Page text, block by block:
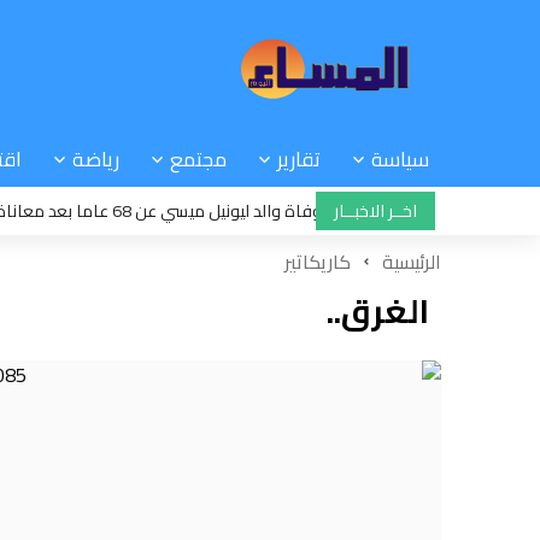
سياسة تقارير مجتمع رياضة
اخــر الاخبــار
الداعم الأكبر: وفاة والد ليونيل ميسي عن 68 عاما بعد معاناة مع المرض
زمن هجرة الإسبان
الرئيسية كاريكاتير
الغرق..